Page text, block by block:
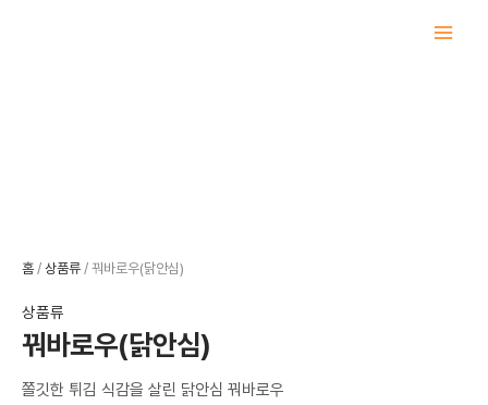
홈 / 상품류 / 꿔바로우(닭안심)
상품류
꿔바로우(닭안심)
쫄깃한 튀김 식감을 살린 닭안심 꿔바로우